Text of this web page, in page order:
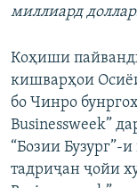
миллиард
Коҳиши
кишварҳои
бо Чинро
Businessweek”
“Бозии Бузург”-
тадриҷан ҷойи